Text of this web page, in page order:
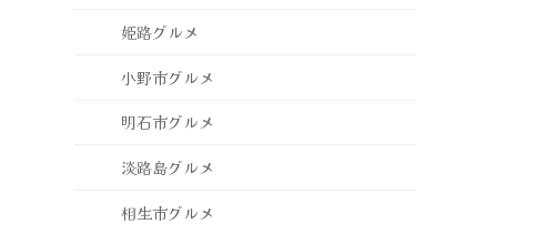
姫路グルメ
小野市グルメ
明石市グルメ
淡路島グルメ
相生市グルメ